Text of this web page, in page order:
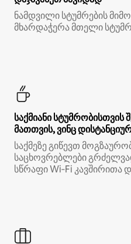
ნამდვილი სტუმრების
მხარდაჭერა მთელი
საქმიანი სტუმრობისთვის
მათთვის, ვინც
საქმეზე გიწევთ
საცხოვრებლები
სწრაფი Wi‑Fi კავშირითა